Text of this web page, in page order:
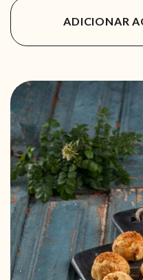
ADICIONAR